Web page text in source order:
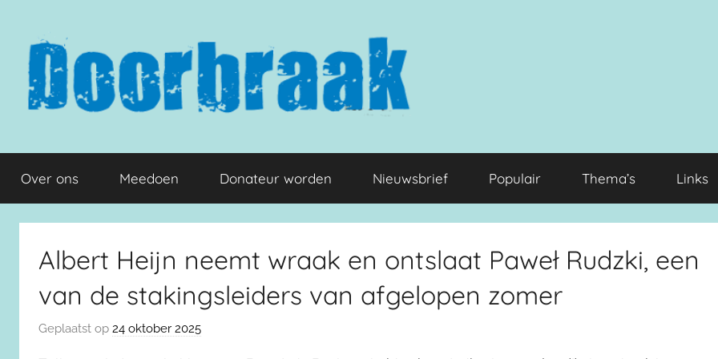
inhoud
springen
Doorbraak.eu
Over ons Meedoen Donateur worden Nieuwsbrief Populair Thema’s Links
Albert Heijn neemt wraak en ontslaat Paweł Rudzki, een
van de stakingsleiders van afgelopen zomer
Geplaatst op 24 oktober 2025